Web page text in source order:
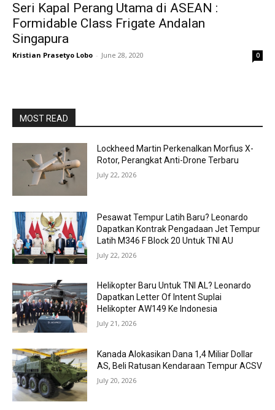
Seri Kapal Perang Utama di ASEAN :
Formidable Class Frigate Andalan
Singapura
Kristian Prasetyo Lobo - June 28, 2020 0
MOST READ
Lockheed Martin Perkenalkan Morfius X-
Rotor, Perangkat Anti-Drone Terbaru
July 22, 2026
Pesawat Tempur Latih Baru? Leonardo
Dapatkan Kontrak Pengadaan Jet Tempur
Latih M346 F Block 20 Untuk TNI AU
July 22, 2026
Helikopter Baru Untuk TNI AL? Leonardo
Dapatkan Letter Of Intent Suplai
Helikopter AW149 Ke Indonesia
July 21, 2026
Kanada Alokasikan Dana 1,4 Miliar Dollar
AS, Beli Ratusan Kendaraan Tempur ACSV
July 20, 2026